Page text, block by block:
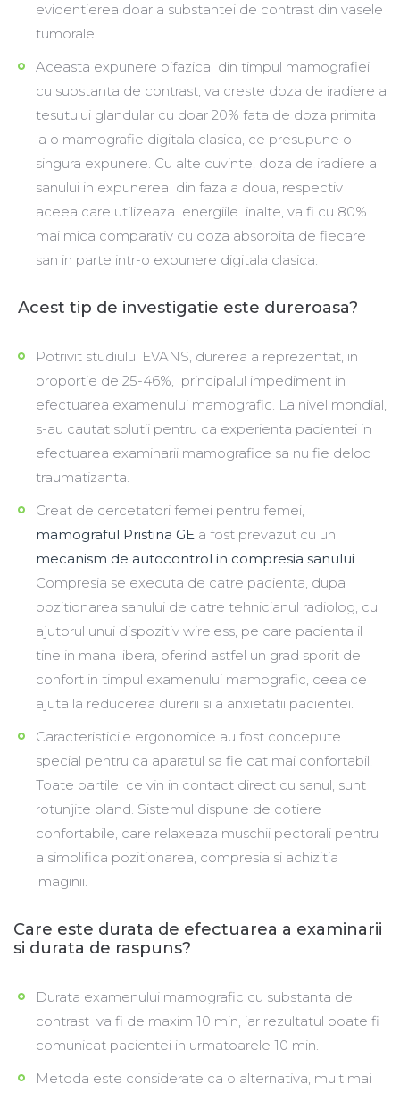
evidentierea doar a substantei de contrast din vasele
tumorale.
Aceasta expunere bifazica din timpul mamografiei
cu substanta de contrast, va creste doza de iradiere a
tesutului glandular cu doar 20% fata de doza primita
la o mamografie digitala clasica, ce presupune o
singura expunere. Cu alte cuvinte, doza de iradiere a
sanului in expunerea din faza a doua, respectiv
aceea care utilizeaza energiile inalte, va fi cu 80%
mai mica comparativ cu doza absorbita de fiecare
san in parte intr-o expunere digitala clasica.
Acest tip de investigatie este dureroasa?
Potrivit studiului EVANS, durerea a reprezentat, in
proportie de 25-46%, principalul impediment in
efectuarea examenului mamografic. La nivel mondial,
s-au cautat solutii pentru ca experienta pacientei in
efectuarea examinarii mamografice sa nu fie deloc
traumatizanta.
Creat de cercetatori femei pentru femei,
mamograful Pristina GE a fost prevazut cu un
mecanism de autocontrol in compresia sanului.
Compresia se executa de catre pacienta, dupa
pozitionarea sanului de catre tehnicianul radiolog, cu
ajutorul unui dispozitiv wireless, pe care pacienta il
tine in mana libera, oferind astfel un grad sporit de
confort in timpul examenului mamografic, ceea ce
ajuta la reducerea durerii si a anxietatii pacientei.
Caracteristicile ergonomice au fost concepute
special pentru ca aparatul sa fie cat mai confortabil.
Toate partile ce vin in contact direct cu sanul, sunt
rotunjite bland. Sistemul dispune de cotiere
confortabile, care relaxeaza muschii pectorali pentru
a simplifica pozitionarea, compresia si achizitia
imaginii.
Care este durata de efectuarea a examinarii
si durata de raspuns?
Durata examenului mamografic cu substanta de
contrast va fi de maxim 10 min, iar rezultatul poate fi
comunicat pacientei in urmatoarele 10 min.
Metoda este considerate ca o alternativa, mult mai